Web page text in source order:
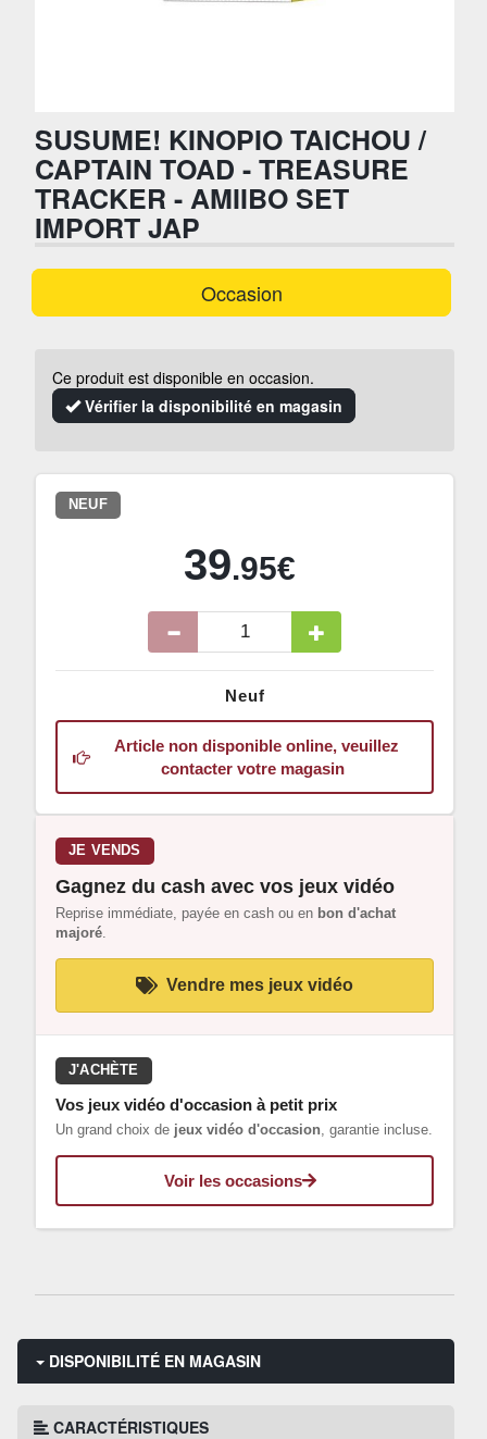
SUSUME! KINOPIO TAICHOU /
CAPTAIN TOAD - TREASURE
TRACKER - AMIIBO SET
IMPORT JAP
Occasion
Ce produit est disponible en occasion.
Vérifier la disponibilité en magasin
NEUF
39.95€
Neuf
Article non disponible online, veuillez
contacter votre magasin
JE VENDS
Gagnez du cash avec vos jeux vidéo
Reprise immédiate, payée en cash ou en bon d'achat
majoré.
Vendre mes jeux vidéo
J'ACHÈTE
Vos jeux vidéo d'occasion à petit prix
Un grand choix de jeux vidéo d'occasion, garantie incluse.
Voir les occasions
DISPONIBILITÉ EN MAGASIN
CARACTÉRISTIQUES